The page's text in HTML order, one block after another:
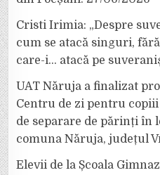
Cristi Irimia: „Despre
cum se atacă singuri,
care-i… atacă pe
UAT Năruja a finalizat
Centru de zi pentru
de separare de părinți în
comuna Năruja, județul
Elevii de la Școala